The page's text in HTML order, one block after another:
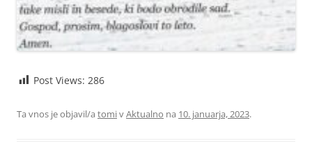
Post Views: 286
Ta vnos je objavil/a tomivAktualno na 10. januarja, 2023.